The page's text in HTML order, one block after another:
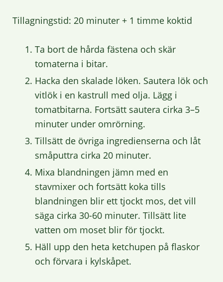
Tillagningstid: 20 minuter + 1 timme koktid
Ta bort de hårda fästena och skär
tomaterna i bitar.
Hacka den skalade löken. Sautera lök och
vitlök i en kastrull med olja. Lägg i
tomatbitarna. Fortsätt sautera cirka 3–5
minuter under omrörning.
Tillsätt de övriga ingredienserna och låt
småputtra cirka 20 minuter.
Mixa blandningen jämn med en
stavmixer och fortsätt koka tills
blandningen blir ett tjockt mos, det vill
säga cirka 30-60 minuter. Tillsätt lite
vatten om moset blir för tjockt.
Häll upp den heta ketchupen på flaskor
och förvara i kylskåpet.